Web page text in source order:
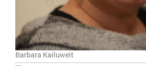
Barbara Kailuweit